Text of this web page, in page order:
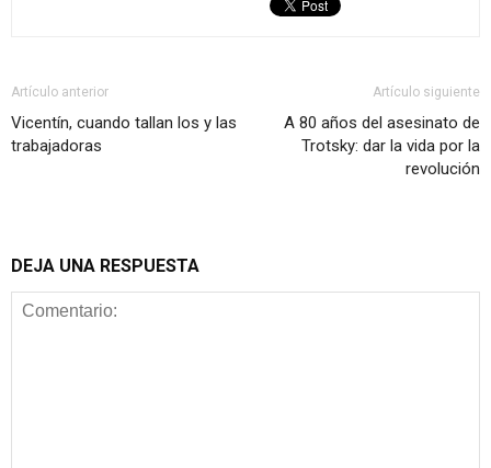
Artículo anterior
Vicentín, cuando tallan los y las
trabajadoras
Artículo siguiente
A 80 años del asesinato de
Trotsky: dar la vida por la
revolución
DEJA UNA RESPUESTA